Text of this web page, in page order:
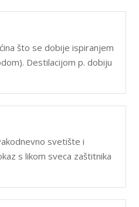
što se dobije ispiranjem
Destilacijom p. dobiju
svetište i
s likom sveca zaštitnika